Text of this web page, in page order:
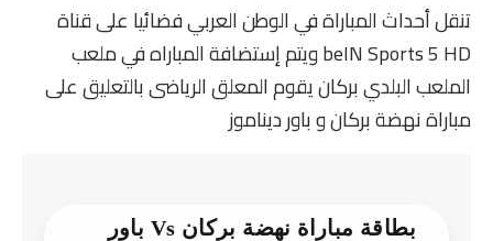
تنقل أحداث المباراة في الوطن العربي فضائيا على قناة
beIN Sports 5 HD ويتم إستضافة المباراه في ملعب
الملعب البلدي بركان يقوم المعلق الرياضى بالتعليق على
مباراة نهضة بركان و باور ديناموز
بطاقة مباراة نهضة بركان Vs باور